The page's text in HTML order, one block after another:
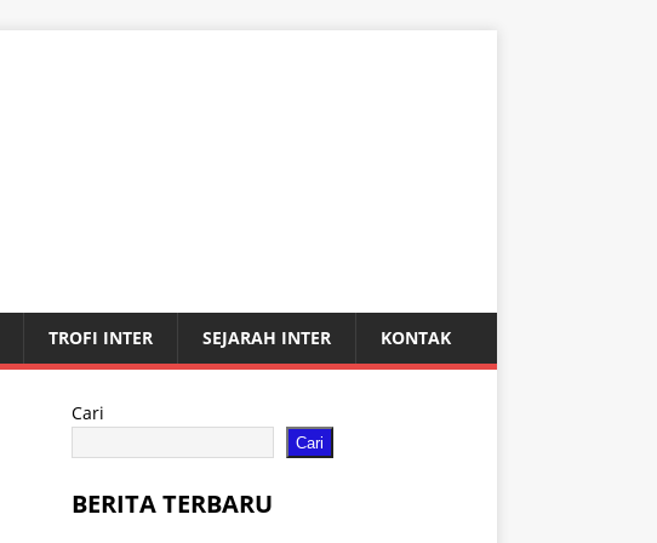
TROFI INTER SEJARAH INTER KONTAK
Cari
Cari
BERITA TERBARU